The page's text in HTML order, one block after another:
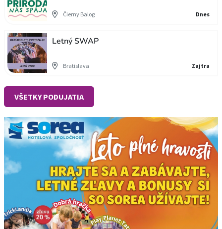
Čierny Balog Dnes
Letný SWAP
Bratislava Zajtra
VŠETKY PODUJATIA